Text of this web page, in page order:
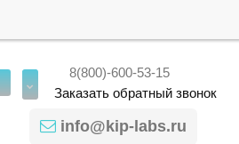
8(800)-600-53-15
Заказатьобратныйзвонок
info@kip-labs.ru